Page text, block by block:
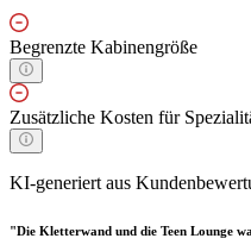
Begrenzte Kabinengröße
Zusätzliche Kosten für
KI-generiert aus
"Die Kletterwand und die Teen Lounge